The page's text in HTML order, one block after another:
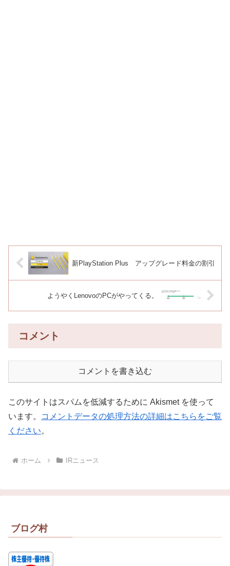
新PlayStation Plus アップグレード料金の割引
ようやくLenovoのPCがやってくる。
コメント
コメントを書き込む
このサイトはスパムを低減するために Akismet を使って
います。
コメントデータの処理方法の詳細はこちらをご覧
ください。
ホーム IRニュース
ブログ村